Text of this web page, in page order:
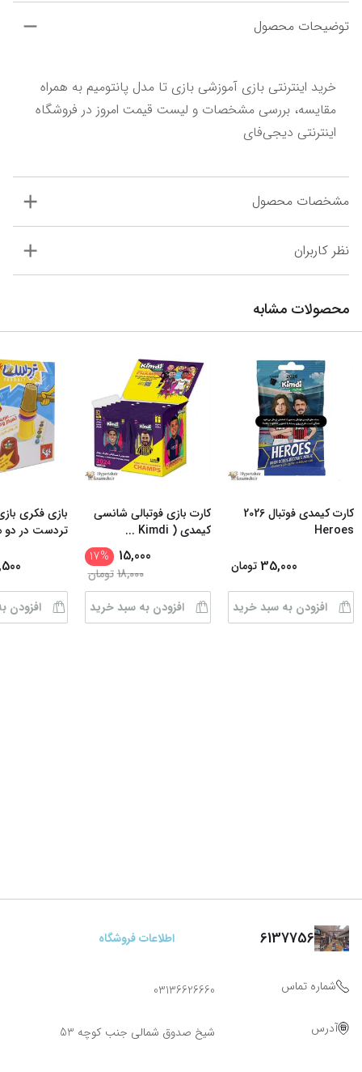
توضیحات محصول
اینترنتی دیجی‌فای
مشخصات محصول
نظر کاربران
محصولات مشابه
کارت کیمدی فوتبال 2026
Heroes
35,000 تومان
افزودن به سبد خرید
کارت بازی فوتبالی شانسی
کیمدی ( Kimdi
...
15,000
%
17
18,000تومان
افزودن به سبد خرید
بازی فکری
تردست در
افزودن
6137756 اطلاعات فروشگاه
شماره تماس 03136626660
آدرس شیخ صدوق شمالی جنب کوچه 53